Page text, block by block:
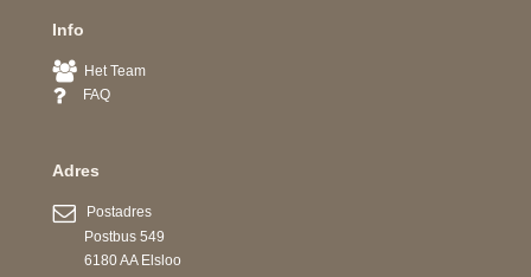
Info
Het Team
FAQ
Adres
Postadres
Postbus 549
6180 AA Elsloo